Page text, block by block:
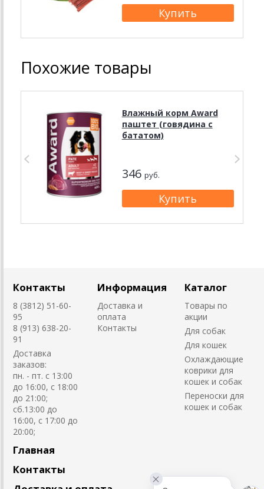
Похожие товары
Влажный корм Award
паштет (говядина с
бататом)
346 руб.
Контакты
8 (3812) 51-60-
95
8 (913) 638-20-
91
Доставка
заказов:
пн. - пт. с 13:00
до 16:00, с 18:00
до 21:00;
сб.13:00 до
16:00, с 17:00 до
20:00;
Информация
Доставка и
оплата
Контакты
Каталог
Товары по
акции
Для собак
Для кошек
Охлаждающие
коврики для
кошек и собак
Переноски для
кошек и собак
Главная
Контакты